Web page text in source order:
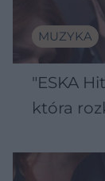
MUZYKA
"ESKA
która